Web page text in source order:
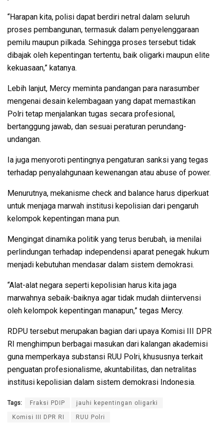
“Harapan kita, polisi dapat berdiri netral dalam seluruh
proses pembangunan, termasuk dalam penyelenggaraan
pemilu maupun pilkada. Sehingga proses tersebut tidak
dibajak oleh kepentingan tertentu, baik oligarki maupun elite
kekuasaan,” katanya.
Lebih lanjut, Mercy meminta pandangan para narasumber
mengenai desain kelembagaan yang dapat memastikan
Polri tetap menjalankan tugas secara profesional,
bertanggung jawab, dan sesuai peraturan perundang-
undangan.
Ia juga menyoroti pentingnya pengaturan sanksi yang tegas
terhadap penyalahgunaan kewenangan atau abuse of power.
Menurutnya, mekanisme check and balance harus diperkuat
untuk menjaga marwah institusi kepolisian dari pengaruh
kelompok kepentingan mana pun.
Mengingat dinamika politik yang terus berubah, ia menilai
perlindungan terhadap independensi aparat penegak hukum
menjadi kebutuhan mendasar dalam sistem demokrasi.
“Alat-alat negara seperti kepolisian harus kita jaga
marwahnya sebaik-baiknya agar tidak mudah diintervensi
oleh kelompok kepentingan manapun,” tegas Mercy.
RDPU tersebut merupakan bagian dari upaya Komisi III DPR
RI menghimpun berbagai masukan dari kalangan akademisi
guna memperkaya substansi RUU Polri, khususnya terkait
penguatan profesionalisme, akuntabilitas, dan netralitas
institusi kepolisian dalam sistem demokrasi Indonesia.
Tags: Fraksi PDIP jauhi kepentingan oligarki
Komisi III DPR RI RUU Polri